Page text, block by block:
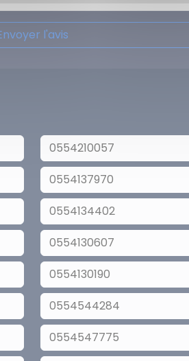
l'avis
0554210057
0554137970
0554134402
0554130607
0554130190
0554544284
0554547775